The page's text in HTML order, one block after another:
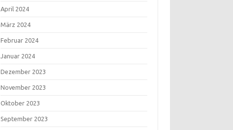
April 2024
März 2024
Februar 2024
Januar 2024
Dezember 2023
November 2023
Oktober 2023
September 2023